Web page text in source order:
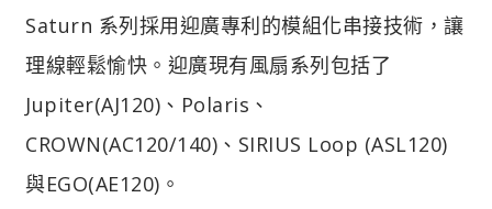
Saturn 系列採用迎廣專利的模組化串接技術，讓
理線輕鬆愉快。迎廣現有風扇系列包括了
Jupiter(AJ120)、Polaris、
CROWN(AC120/140)、SIRIUS Loop (ASL120)
與EGO(AE120)。